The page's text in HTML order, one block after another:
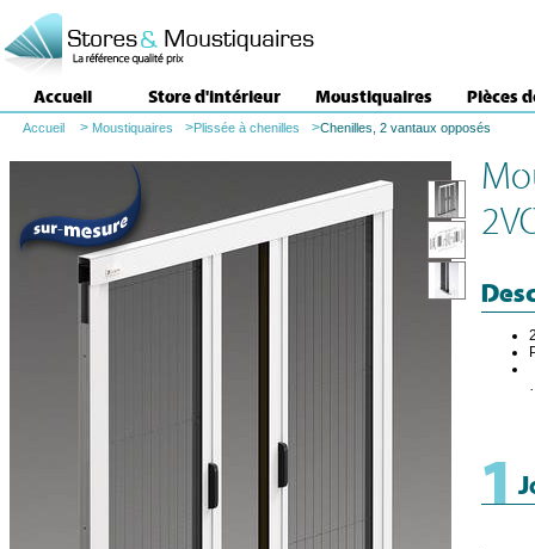
Accueil Store d'intérieur Moustiquaires Pièces
Accueil > Moustiquaires >Plissée à chenilles >Chenilles, 2 vantaux opposés
1